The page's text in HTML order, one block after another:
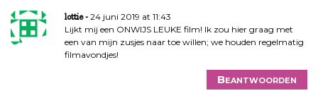
lottie
24 juni 2019 at 11:43
Lijkt mij een ONWIJS LEUKE film! Ik zou hier graag met
een van mijn zusjes naar toe willen; we houden regelmatig
filmavondjes!
Beantwoorden